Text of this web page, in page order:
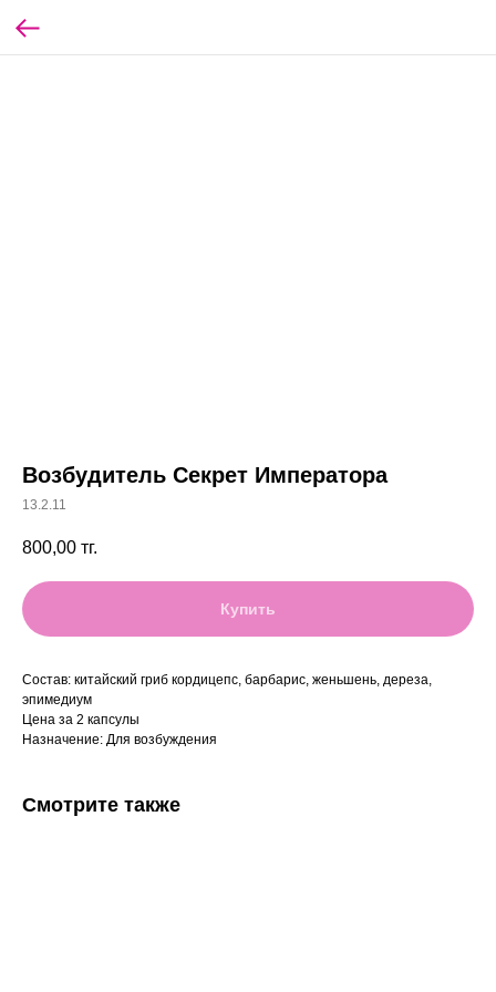
Возбудитель Секрет Императора
13.2.11
800,00 тг.
Купить
Состав: китайский гриб кордицепс, барбарис, женьшень, дереза,
эпимедиум
Цена за 2 капсулы
Назначение: Для возбуждения
Смотрите также